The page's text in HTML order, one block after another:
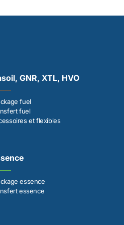
GNR, XTL, HVO
fuel
fuel
et flexibles
essence
essence